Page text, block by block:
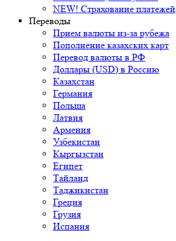
NEW! Страхование платежей
Переводы
Прием валюты из-за рубежа
Пополнение казахских карт
Перевод валюты в РФ
Доллары (USD) в Россию
Казахстан
Германия
Польша
Латвия
Армения
Узбекистан
Кыргызстан
Египет
Тайланд
Таджикистан
Греция
Грузия
Испания